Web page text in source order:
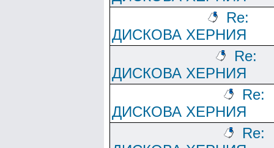
Re:
ДИСКОВА ХЕРНИЯ
Re:
ДИСКОВА ХЕРНИЯ
Re:
ДИСКОВА ХЕРНИЯ
Re: